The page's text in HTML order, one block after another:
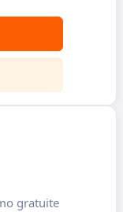
gratuite